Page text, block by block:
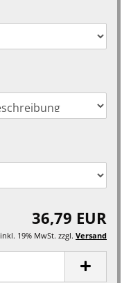
36,79 EUR
inkl. 19% MwSt. zzgl. Versand